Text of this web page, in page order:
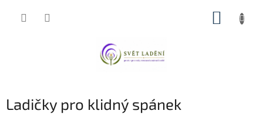
Ladičky pro klidný spánek